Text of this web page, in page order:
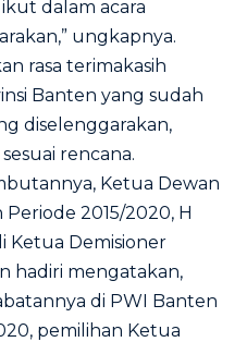
dalam acara
ungkapnya.
rasa terimakasih
Banten yang sudah
diselenggarakan,
rencana.
Ketua Dewan
2015/2020, H
Ketua Demisioner
hadiri mengatakan,
di PWI Banten
pemilihan Ketua